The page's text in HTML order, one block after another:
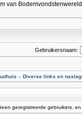
van
Gebruikersnaam:
» Diverse links en
geregistreerde gebruikers.